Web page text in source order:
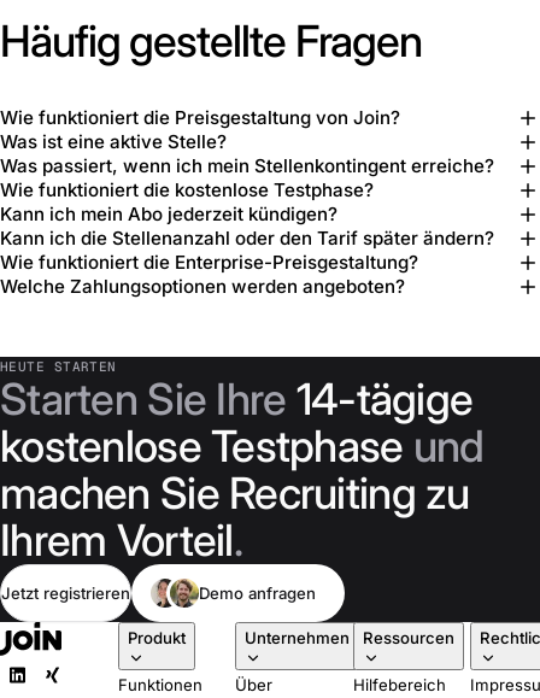
President, Swiss
Startup
Association
Häufig gestellte Fragen
Wie funktioniert die Preisgestaltung von Join?
Was ist eine aktive Stelle?
Was passiert, wenn ich mein Stellenkontingent erreiche?
Wie funktioniert die kostenlose Testphase?
Kann ich mein Abo jederzeit kündigen?
Kann ich die Stellenanzahl oder den Tarif später ändern?
Wie funktioniert die Enterprise-Preisgestaltung?
Welche Zahlungsoptionen werden angeboten?
HEUTE STARTEN
Starten Sie Ihre 14-tägige
kostenlose Testphase und
machen Sie Recruiting zu
Ihrem Vorteil.
Jetzt registrieren Demo anfragen
Produkt
Funktionen
Unternehmen
Über
Ressourcen
Hilfebereich